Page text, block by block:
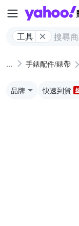
工具
手錶配件/錶帶
品牌 快速到貨